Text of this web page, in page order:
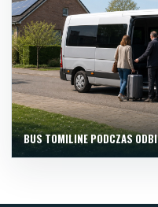
BUS TOMILINE PODCZAS